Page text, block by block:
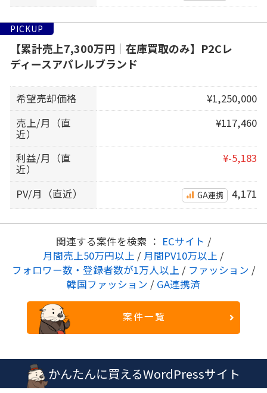
PICKUP
【累計売上7,300万円｜在庫買取のみ】P2Cレ
ディースアパレルブランド
希望売却価格
¥1,250,000
売上/月（直
近）
¥117,460
利益/月（直
近）
¥-5,183
PV/月（直近） GA連携 4,171
関連する案件を検索 ： ECサイト /
月間売上50万円以上 / 月間PV10万以上 /
フォロワー数・登録者数が1万人以上 / ファッション /
韓国ファッション / GA連携済
案件一覧
かんたんに買えるWordPressサイト